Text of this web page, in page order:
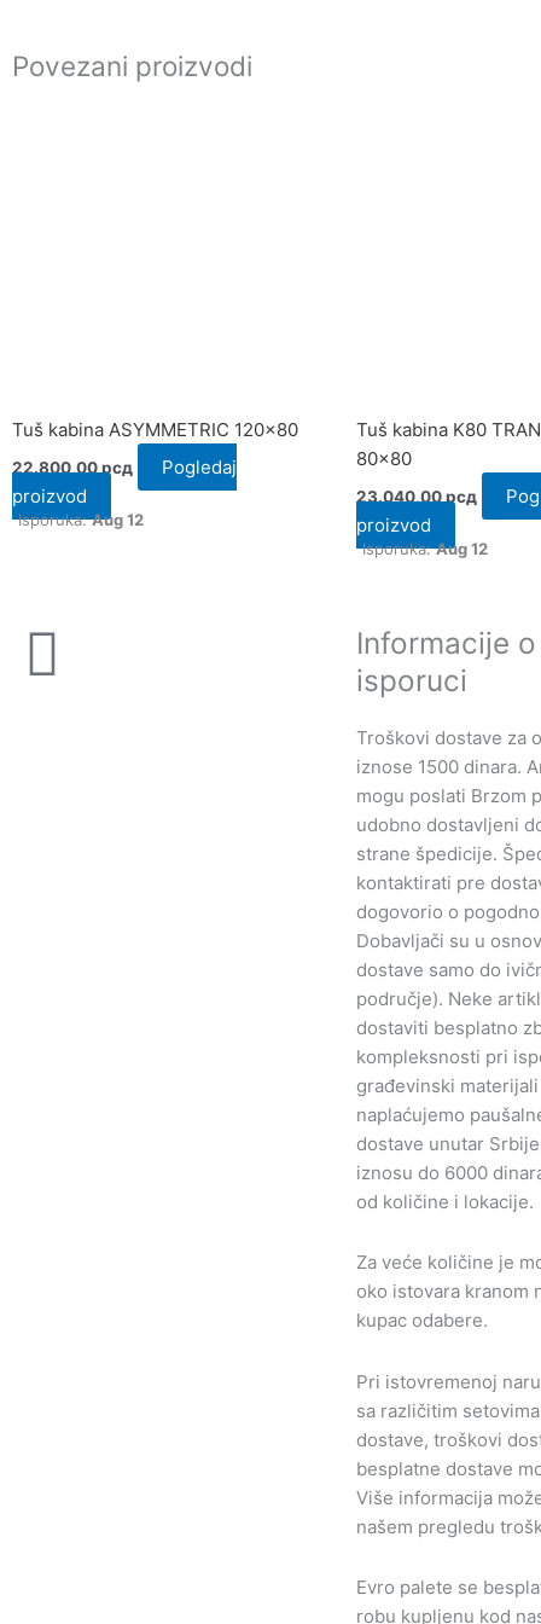
Povezani proizvodi
Tuš kabina ASYMMETRIC 120×80
22.800,00рсд
Pogledaj
proizvod
Isporuka:Aug 12
Tuš kabina K80
80×80
23.040,00рсд
proizvod
Isporuka:Aug 12
Informacije
isporuci
Troškovi dostave za
iznose 1500 dinara.
mogu poslati Brzom
udobno dostavljeni
strane špedicije.
kontaktirati pre
dogovorio o
Dobavljači su u
dostave samo do
područje). Neke
dostaviti besplatno
kompleksnosti pri
građevinski
naplaćujemo
dostave unutar
iznosu do 6000
od količine i lokacije.
Za veće količine je
oko istovara kranom
kupac odabere.
Pri istovremenoj
sa različitim
dostave, troškovi
besplatne dostave
Više informacija
našem pregledu
Evro palete se
robu kupljenu kod